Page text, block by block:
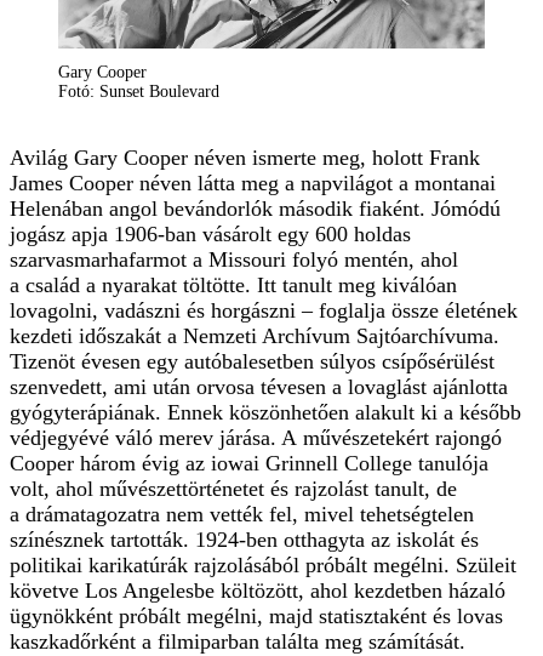
Gary Cooper
Fotó: Sunset Boulevard
Avilág Gary Cooper néven ismerte meg, holott Frank
James Cooper néven látta meg a napvilágot a montanai
Helenában angol bevándorlók második fiaként. Jómódú
jogász apja 1906-ban vásárolt egy 600 holdas
szarvasmarhafarmot a Missouri folyó mentén, ahol
a család a nyarakat töltötte. Itt tanult meg kiválóan
lovagolni, vadászni és horgászni – foglalja össze életének
kezdeti időszakát a Nemzeti Archívum Sajtóarchívuma.
Tizenöt évesen egy autóbalesetben súlyos csípősérülést
szenvedett, ami után orvosa tévesen a lovaglást ajánlotta
gyógyterápiának. Ennek köszönhetően alakult ki a később
védjegyévé váló merev járása. A művészetekért rajongó
Cooper három évig az iowai Grinnell Col­lege tanulója
volt, ahol művészettörténetet és rajzolást tanult, de
a drámatagozatra nem vették fel, mivel tehetségtelen
színésznek tartották. 1924-ben otthagyta az iskolát és
politikai karikatúrák rajzolásából próbált megélni. Szüleit
követve Los Angelesbe költözött, ahol kezdetben házaló
ügynökként próbált megélni, majd statisztaként és lovas
kaszkadőrként a filmiparban találta meg számítását.